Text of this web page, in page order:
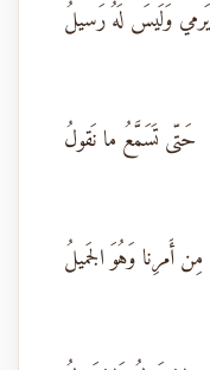
يَرمي وَلَيسَ لَهُ رَسيلُ
حَتّى تَسَمَّعُ ما نَقولُ
مِن أَمرِنا وَهُوَ الجَميلُ